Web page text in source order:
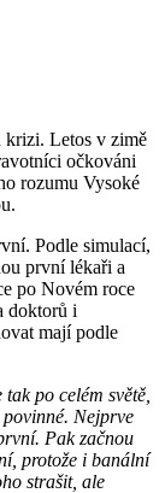
krizi. Letos v zimě
očkováni
rozumu Vysoké
Podle simulací,
první lékaři a
po Novém roce
doktorů i
mají podle
po celém světě,
Nejprve
Pak začnou
protože i banální
strašit, ale